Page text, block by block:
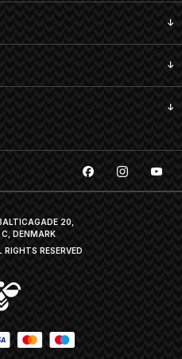
20,
DENMARK
RIGHTS RESERVED